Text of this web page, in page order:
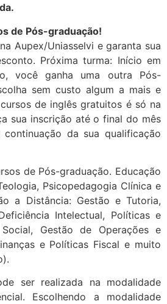
de Pós-graduação!
Aupex/Uniasselvi e garanta sua
Próxima turma: Início em
você ganha uma outra Pós-
sem custo algum a mais e
de inglês gratuitos é só na
sua inscrição até o final do mês
da sua qualificação
de Pós-graduação. Educação
Psicopedagogia Clínica e
a Distância: Gestão e Tutoria,
Intelectual, Políticas e
Gestão de Operações e
e Políticas Fiscal e muito
ser realizada na modalidade
Escolhendo a modalidade